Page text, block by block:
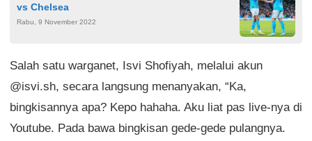
vs Chelsea
Rabu, 9 November 2022
Salah satu warganet, Isvi Shofiyah, melalui akun
@isvi.sh, secara langsung menanyakan, “Ka,
bingkisannya apa? Kepo hahaha. Aku liat pas live-nya di
Youtube. Pada bawa bingkisan gede-gede pulangnya.